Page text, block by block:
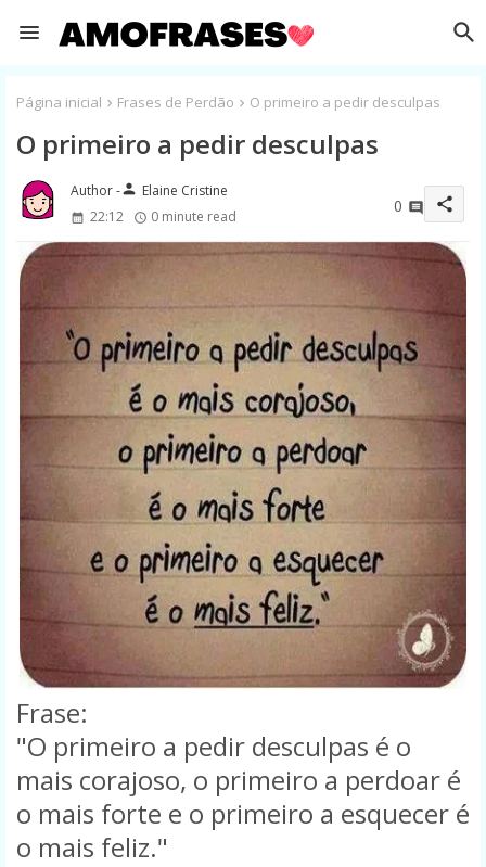
Página inicial Frases de Perdão O primeiro a pedir desculpas
O primeiro a pedir desculpas
person Elaine Cristine
22:12
0 minute read
0 share
Frase:
"O primeiro a pedir desculpas é o
mais corajoso, o primeiro a perdoar é
o mais forte e o primeiro a esquecer é
o mais feliz."